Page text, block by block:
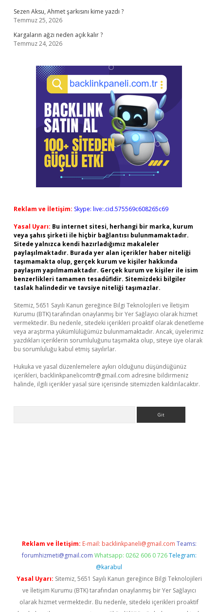
Sezen Aksu, Ahmet şarkısını kime yazdı ?
Temmuz 25, 2026
Kargaların ağzı neden açık kalır ?
Temmuz 24, 2026
Reklam ve İletişim: Skype: live:.cid.575569c608265c69
Yasal Uyarı: Bu internet sitesi, herhangi bir marka, kurum
veya şahıs şirketi ile hiçbir bağlantısı bulunmamaktadır.
Sitede yalnızca kendi hazırladığımız makaleler
paylaşılmaktadır. Burada yer alan içerikler haber niteliği
taşımamakta olup, gerçek kurum ve kişiler hakkında
paylaşım yapılmamaktadır. Gerçek kurum ve kişiler ile isim
benzerlikleri tamamen tesadüfidir. Sitemizdeki bilgiler
taslak halindedir ve tavsiye niteliği taşımazlar.
Sitemiz, 5651 Sayılı Kanun gereğince Bilgi Teknolojileri ve İletişim
Kurumu (BTK) tarafından onaylanmış bir Yer Sağlayıcı olarak hizmet
vermektedir. Bu nedenle, sitedeki içerikleri proaktif olarak denetleme
veya araştırma yükümlülüğümüz bulunmamaktadır. Ancak, üyelerimiz
yazdıkları içeriklerin sorumluluğunu taşımakta olup, siteye üye olarak
bu sorumluluğu kabul etmiş sayılırlar.
Hukuka ve yasal düzenlemelere aykırı olduğunu düşündüğünüz
içerikleri, backlinkpanelicomtr@gmail.com adresine bildirmeniz
halinde, ilgili içerikler yasal süre içerisinde sitemizden kaldırılacaktır.
Reklam ve İletişim: E-mail: backlinkpaneli@gmail.com Teams:
forumhizmeti@gmail.com Whatsapp: 0262 606 0 726 Telegram:
@karabul
Yasal Uyarı: Sitemiz, 5651 Sayılı Kanun gereğince Bilgi Teknolojileri
ve İletişim Kurumu (BTK) tarafından onaylanmış bir Yer Sağlayıcı
olarak hizmet vermektedir. Bu nedenle, sitedeki içerikleri proaktif